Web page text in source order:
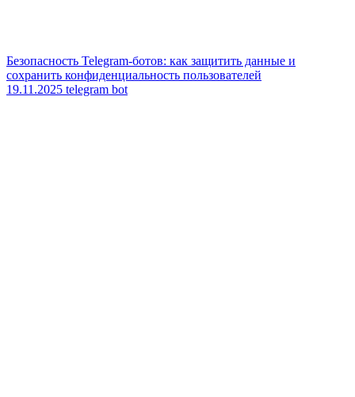
Безопасность Telegram-ботов: как защитить данные и
сохранить конфиденциальность пользователей
19.11.2025 telegram bot